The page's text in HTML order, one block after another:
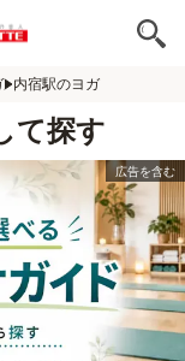
内宿駅のヨガ
て探す